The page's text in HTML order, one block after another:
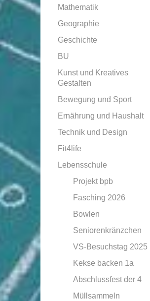
Mathematik
Geographie
Geschichte
BU
Kunst und Kreatives
Gestalten
Bewegung und Sport
Ernährung und Haushalt
Technik und Design
Fit4life
Lebensschule
Projekt bpb
Fasching 2026
Bowlen
Seniorenkränzchen
VS-Besuchstag 2025
Kekse backen 1a
Abschlussfest der 4
Müllsammeln